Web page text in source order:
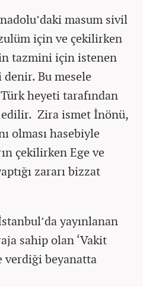
masum sivil
için ve çekilirken
tazmini için istenen
Bu mesele
heyeti tarafından
edilir. Zira ismet İnönü,
olması hasebiyle
çekilirken Ege ve
zararı bizzat
yayınlanan
sahip olan ‘Vakit
verdiği beyanatta